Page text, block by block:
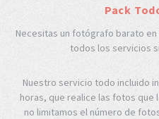
Pack
Necesitas un fotógrafo barato en
todos los servicios
Nuestro servicio todo incluido
horas, que realice las fotos
no limitamos el número de